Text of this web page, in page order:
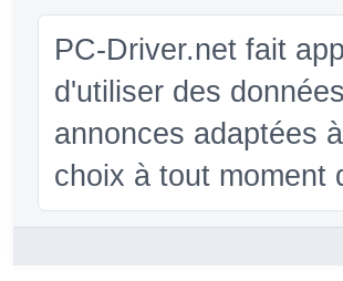
PC-Driver.net fait
d'utiliser des
annonces adaptées
choix à tout moment